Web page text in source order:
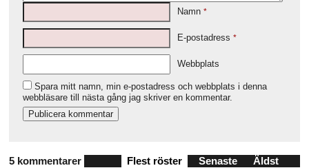
Namn *
E-postadress *
Webbplats
Spara mitt namn, min e-postadress och webbplats i denna
webbläsare till nästa gång jag skriver en kommentar.
5 kommentarer Flest röster Senaste Äldst